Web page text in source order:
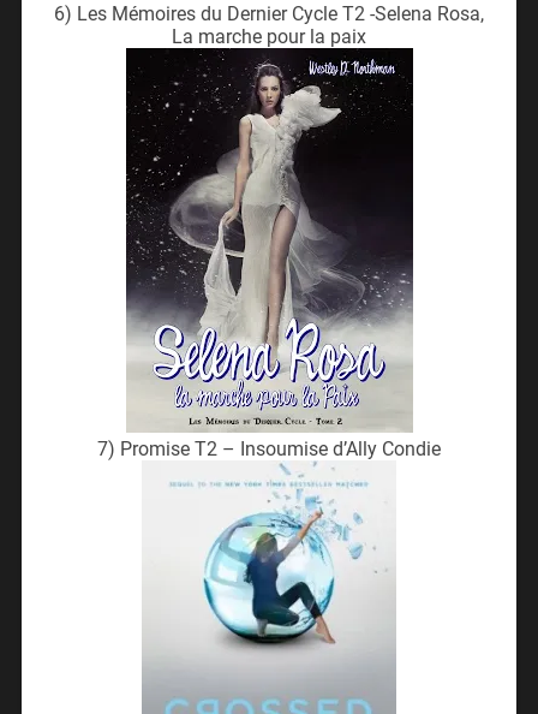
6) Les Mémoires du Dernier Cycle T2 -Selena Rosa,
La marche pour la paix
7) Promise T2 – Insoumise d’Ally Condie